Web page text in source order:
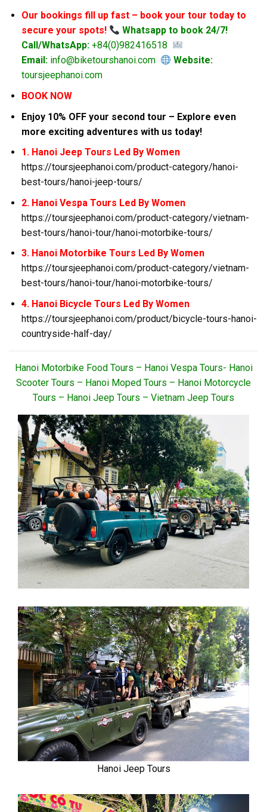
Our bookings fill up fast – book your tour today to
secure your spots!
Whatsapp to book 24/7!
Call/WhatsApp:+84(0)982416518
Email:info@biketourshanoi.com
Website:
toursjeephanoi.com
BOOK NOW
Enjoy 10% OFF your second tour – Explore even
more exciting adventures with us today!
1. Hanoi Jeep Tours Led By Women
https://toursjeephanoi.com/product-category/hanoi-
best-tours/hanoi-jeep-tours/
2. Hanoi Vespa Tours Led By Women
https://toursjeephanoi.com/product-category/vietnam-
best-tours/hanoi-tour/hanoi-motorbike-tours/
3. Hanoi Motorbike Tours Led By Women
https://toursjeephanoi.com/product-category/vietnam-
best-tours/hanoi-tour/hanoi-motorbike-tours/
4. Hanoi Bicycle Tours Led By Women
https://toursjeephanoi.com/product/bicycle-tours-hanoi-
countryside-half-day/
Hanoi Motorbike Food Tours – Hanoi Vespa Tours- Hanoi
Scooter Tours – Hanoi Moped Tours – Hanoi Motorcycle
Tours – Hanoi Jeep Tours – Vietnam Jeep Tours
Hanoi Jeep Tours